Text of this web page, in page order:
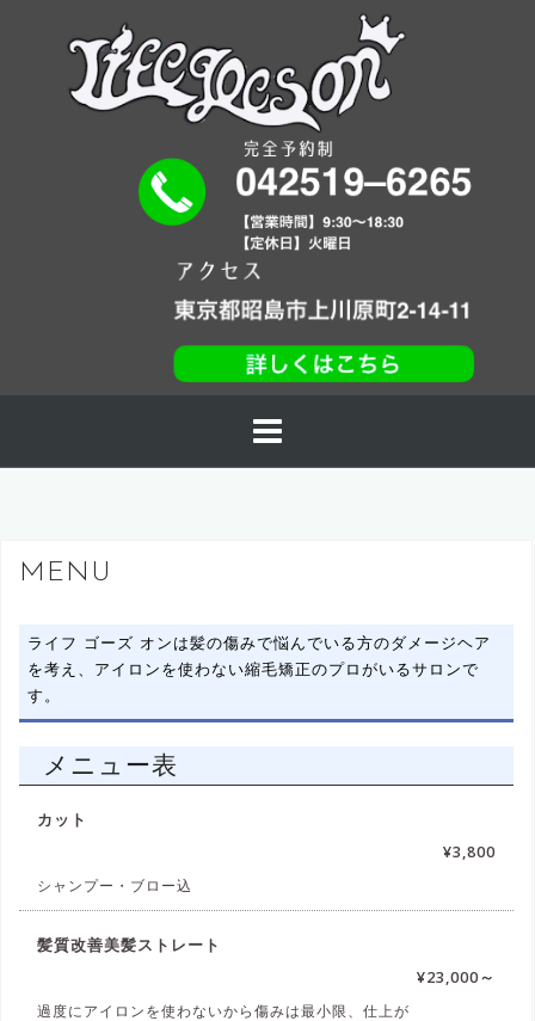
テ
MENU
ライフ ゴーズ オンは髪の傷みで悩んでいる方のダメージヘア
を考え、アイロンを使わない縮毛矯正のプロがいるサロンで
す。
メニュー表
カット
¥3,800
シャンプー・ブロー込
髪質改善美髪ストレート
¥23,000～
過度にアイロンを使わないから傷みは最小限、仕上が